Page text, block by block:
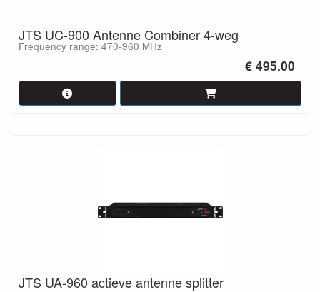
JTS UC-900 Antenne Combiner 4-weg
Frequency range: 470-960 MHz
€ 495.00
JTS UA-960 actieve antenne splitter